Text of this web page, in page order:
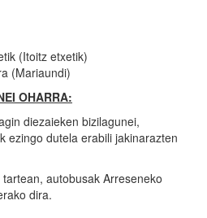
(Itoitz etxetik)
(Mariaundi)
OHARRA:
diezaieken bizilagunei,
ezingo dutela erabili jakinarazten
autobusak Arreseneko
dira.